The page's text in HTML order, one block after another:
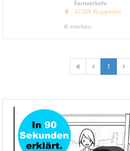
Fernverkehr
42389 Wuppertal
merken
1